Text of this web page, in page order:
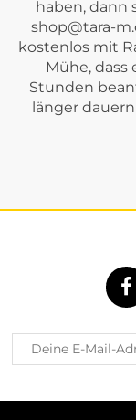
haben, dann
shop@tara-
kostenlos mit
Mühe, dass
Stunden
länger